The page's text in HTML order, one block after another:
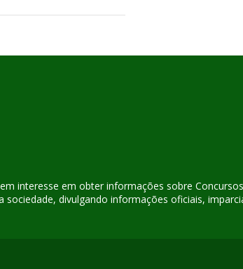
interesse em obter informações sobre
divulgando informações oficiais,